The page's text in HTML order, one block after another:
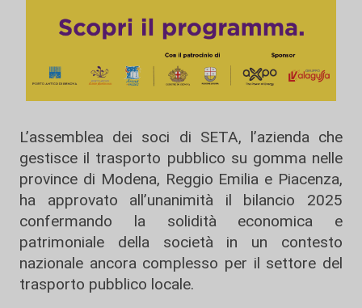
L’assemblea dei soci di SETA, l’azienda che
gestisce il trasporto pubblico su gomma nelle
province di Modena, Reggio Emilia e Piacenza,
ha approvato all’unanimità il bilancio 2025
confermando la solidità economica e
patrimoniale della società in un contesto
nazionale ancora complesso per il settore del
trasporto pubblico locale.